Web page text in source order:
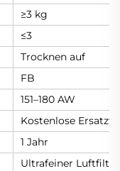
≥3 kg
≤3
Trocknen auf
FB
151–180 AW
Kostenlose
1 Jahr
Ultrafeiner Luftfilter